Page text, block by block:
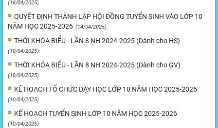
(18/04/2025)
QUYẾT ĐỊNH THÀNH LẬP HỘI ĐỒNG TUYỂN SINH VÀO LỚP 10
NĂM HỌC 2025-2026 (14/04/2025)
THỜI KHÓA BIỂU - LẦN 8 NH 2024-2025 (Dành cho HS)
(10/04/2025)
THỜI KHÓA BIỂU - LẦN 8 NH 2024-2025 (Dành cho GV)
(10/04/2025)
KẾ HOẠCH TỔ CHỨC DẠY HỌC LỚP 10 NĂM HỌC 2025-2026
(10/04/2025)
KẾ HOẠCH TUYỂN SINH LỚP 10 NĂM HỌC 2025-2026
(10/04/2025)